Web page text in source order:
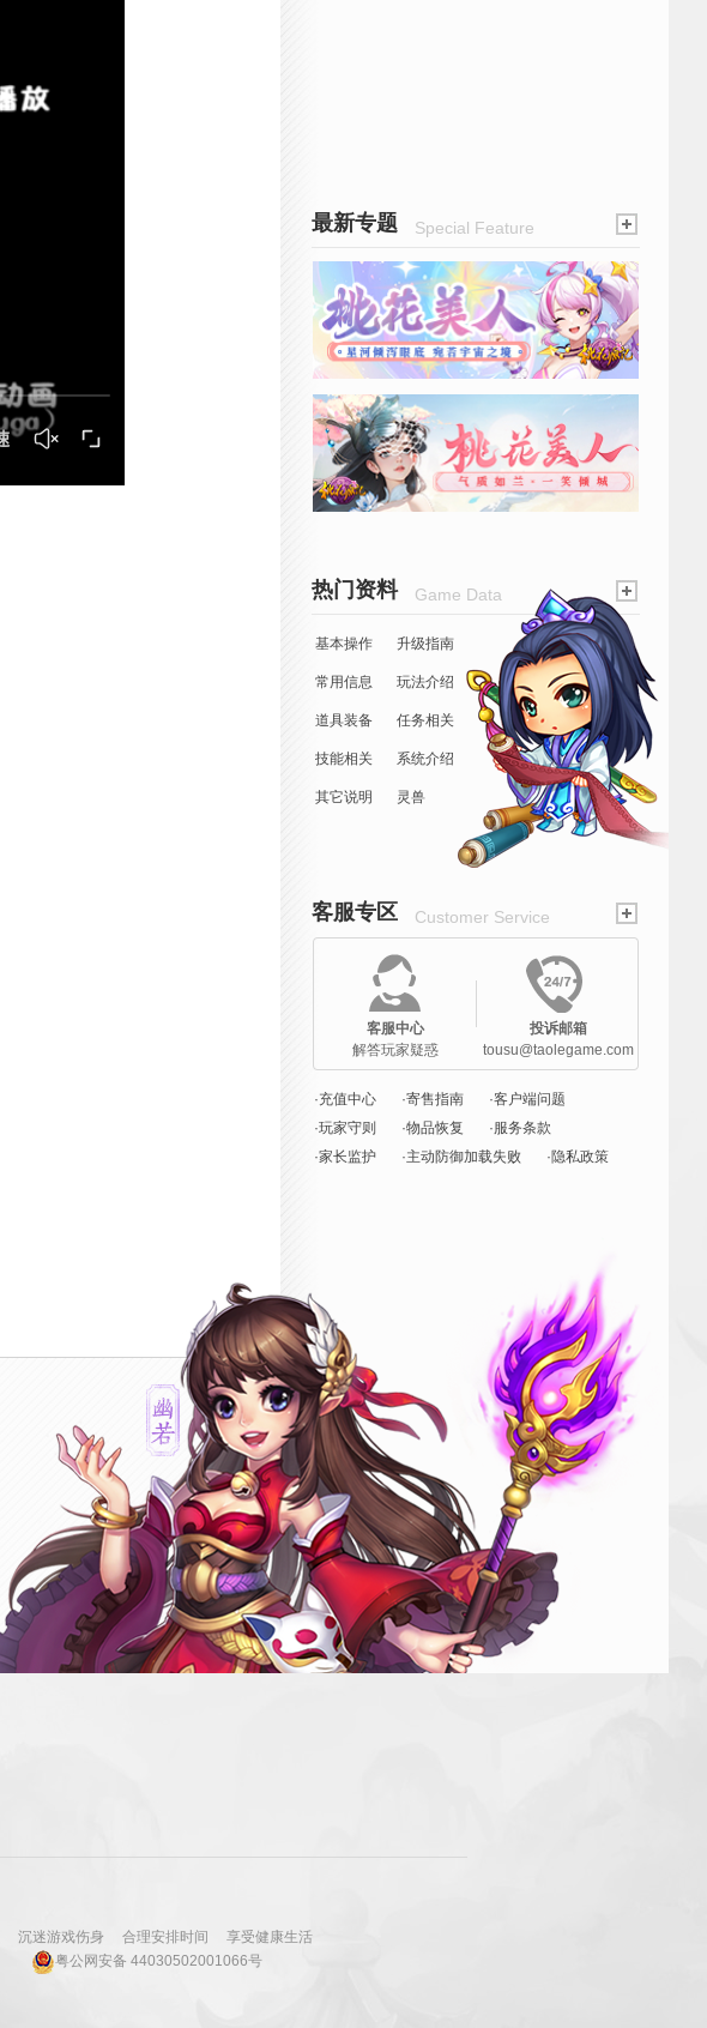
最新专题 Special Feature
热门资料 Game Data
基本操作 升级指南
常用信息 玩法介绍
道具装备 任务相关
技能相关 系统介绍
其它说明 灵兽
客服专区 Customer Service
客服中心
解答玩家疑惑
投诉邮箱
tousu@taolegame.com
·充值中心 ·寄售指南
·客户端问题
·玩家守则
·物品恢复
·服务条款
·家长监护
·主动防御加载失败 ·隐私政策
沉迷游戏伤身 合理安排时间
享受健康生活
粤公网安备 44030502001066号